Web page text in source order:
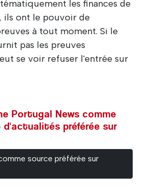
les finances de
ils ont le pouvoir de
à tout moment. Si le
pas les preuves
se voir refuser l'entrée sur
Portugal News comme
d'actualités préférée sur
source préférée sur